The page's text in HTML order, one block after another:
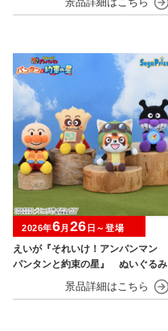
えいが『それいけ！アンパンマン
パンタンと約束の星』 ぬいぐるみ
2026年6月 26 日～登場